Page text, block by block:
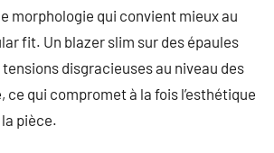
morphologie qui convient mieux au
fit. Un blazer slim sur des épaules
disgracieuses au niveau des
ce qui compromet à la fois l’esthétique
pièce.